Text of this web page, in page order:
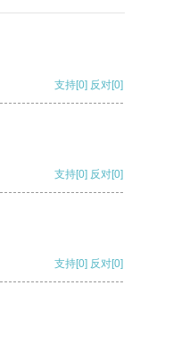
支持[0] 反对[0]
支持[0] 反对[0]
支持[0] 反对[0]